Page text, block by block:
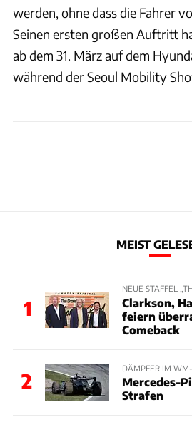
werden, ohne dass die Fahrer
Seinen ersten großen Auftritt
ab dem 31. März auf dem
während der Seoul Mobility
MEIST
1
NEUE STAFFEL
Clarkson,
feiern
Comeback
2
DÄMPFER IM
Mercedes-
Strafen